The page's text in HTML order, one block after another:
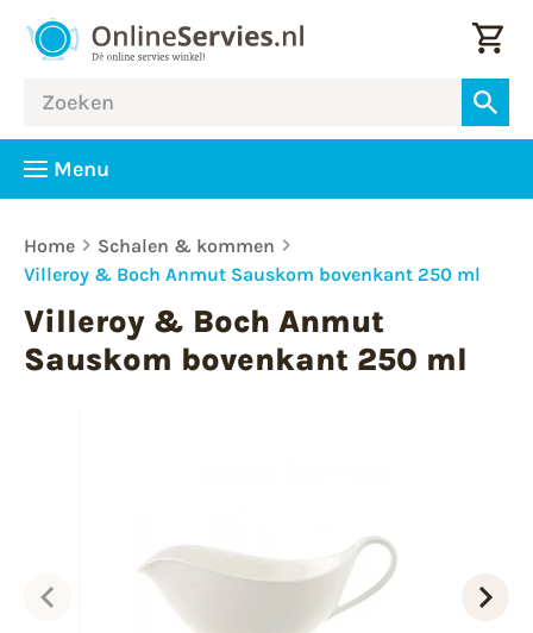
Menu
Home
Schalen & kommen
Villeroy & Boch Anmut Sauskom bovenkant 250 ml
Villeroy & Boch Anmut
Sauskom bovenkant 250 ml